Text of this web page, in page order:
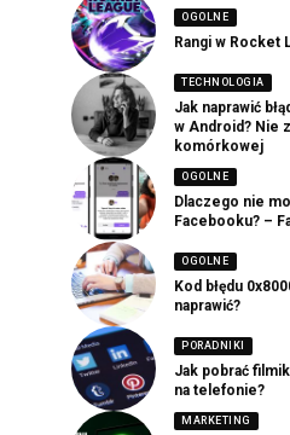
OGOLNE
Rangi w Rocket
TECHNOLOGIA
Jak naprawić
w Android? Nie
komórkowej
OGOLNE
Dlaczego nie
Facebooku? –
OGOLNE
Kod błędu
naprawić?
PORADNIKI
Jak pobrać
na telefonie?
MARKETING